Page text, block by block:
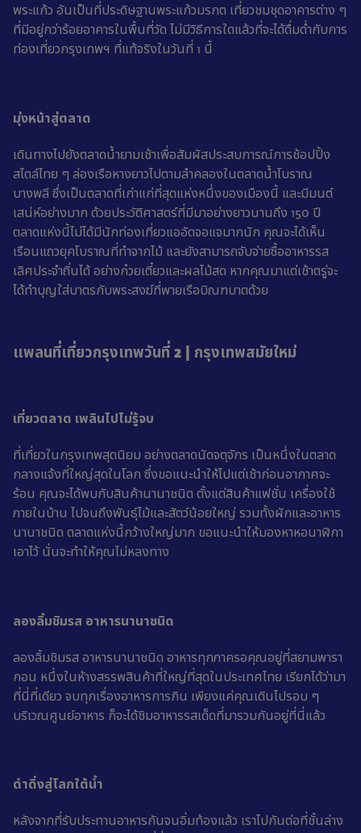
พระแก้ว อันเป็นที่ประดิษฐานพระแก้วมรกต เที่ยวชมชุดอาคารต่าง ๆ
ที่มีอยู่กว่าร้อยอาคารในพื้นที่วัด ไม่มีวิธีการใดแล้วที่จะได้ดื่มด่ำกับการ
ท่องเที่ยวกรุงเทพฯ ที่แท้จริงในวันที่ 1 นี้
มุ่งหน้าสู่ตลาด
เดินทางไปยังตลาดน้ำยามเช้าเพื่อสัมผัสประสบการณ์การช้อปปิ้ง
สไตล์ไทย ๆ ล่องเรือหางยาวไปตามลำคลองในตลาดน้ำโบราณ
บางพลี ซึ่งเป็นตลาดที่เก่าแก่ที่สุดแห่งหนึ่งของเมืองนี้ และมีมนต์
เสน่ห์อย่างมาก ด้วยประวัติศาสตร์ที่มีมาอย่างยาวนานถึง 150 ปี
ตลาดแห่งนี้ไม่ได้มีนักท่องเที่ยวแออัดจอแจมากนัก คุณจะได้เห็น
เรือนแถวยุคโบราณที่ทำจากไม้ และยังสามารถจับจ่ายซื้ออาหารรส
เลิศประจำถิ่นได้ อย่างก๋วยเตี๋ยวและผลไม้สด หากคุณมาแต่เช้าตรู่จะ
ได้ทำบุญใส่บาตรกับพระสงฆ์ที่พายเรือบิณฑบาตด้วย
แพลนที่เที่ยวกรุงเทพวันที่ 2 | กรุงเทพสมัยใหม่
เที่ยวตลาด เพลินไปไม่รู้จบ
ที่เที่ยวในกรุงเทพสุดนิยม อย่างตลาดนัดจตุจักร เป็นหนึ่งในตลาด
กลางแจ้งที่ใหญ่สุดในโลก ซึ่งขอแนะนำให้ไปแต่เช้าก่อนอากาศจะ
ร้อน คุณจะได้พบกับสินค้านานาชนิด ตั้งแต่สินค้าแฟชั่น เครื่องใช้
ภายในบ้าน ไปจนถึงพันธุ์ไม้และสัตว์น้อยใหญ่ รวมทั้งผักและอาหาร
นานาชนิด ตลาดแห่งนี้กว้างใหญ่มาก ขอแนะนำให้มองหาหอนาฬิกา
เอาไว้ นั่นจะทำให้คุณไม่หลงทาง
ลองลิ้มชิมรส อาหารนานาชนิด
ลองลิ้มชิมรส อาหารนานาชนิด อาหารทุกภาครอคุณอยู่ที่สยามพารา
กอน หนึ่งในห้างสรรพสินค้าที่ใหญ่ที่สุดในประเทศไทย เรียกได้ว่ามา
ที่นี่ที่เดียว จบทุกเรื่องอาหารการกิน เพียงแค่คุณเดินไปรอบ ๆ
บริเวณศูนย์อาหาร ก็จะได้ชิมอาหารรสเด็ดที่มารวมกันอยู่ที่นี่แล้ว
ดำดิ่งสู่โลกใต้น้ำ
หลังจากที่รับประทานอาหารกันจนอิ่มท้องแล้ว เราไปกันต่อที่ชั้นล่าง